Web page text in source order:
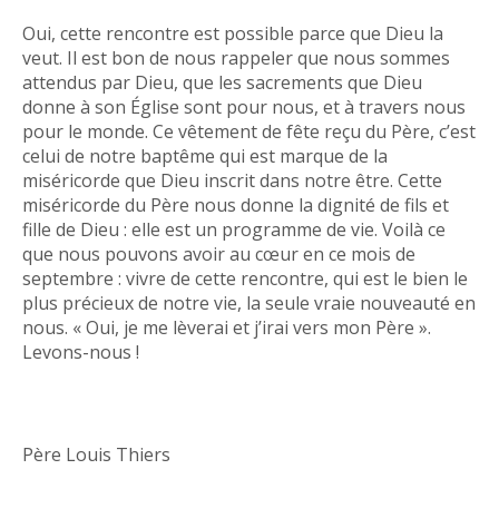
Oui, cette rencontre est possible parce que Dieu la
veut. Il est bon de nous rappeler que nous sommes
attendus par Dieu, que les sacrements que Dieu
donne à son Église sont pour nous, et à travers nous
pour le monde. Ce vêtement de fête reçu du Père, c’est
celui de notre baptême qui est marque de la
miséricorde que Dieu inscrit dans notre être. Cette
miséricorde du Père nous donne la dignité de fils et
fille de Dieu : elle est un programme de vie. Voilà ce
que nous pouvons avoir au cœur en ce mois de
septembre : vivre de cette rencontre, qui est le bien le
plus précieux de notre vie, la seule vraie nouveauté en
nous. « Oui, je me lèverai et j’irai vers mon Père ».
Levons-nous !
Père Louis Thiers